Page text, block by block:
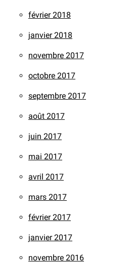
février 2018
janvier 2018
novembre 2017
octobre 2017
septembre 2017
août 2017
juin 2017
mai 2017
avril 2017
mars 2017
février 2017
janvier 2017
novembre 2016